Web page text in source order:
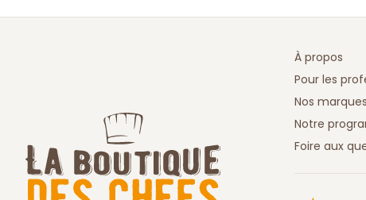
À propos
Pour les
Nos marques
Notre
Foire aux
Truspilot :